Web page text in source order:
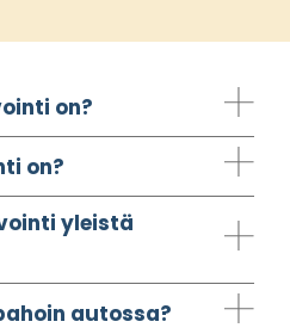
on?
on?
yleistä
autossa?